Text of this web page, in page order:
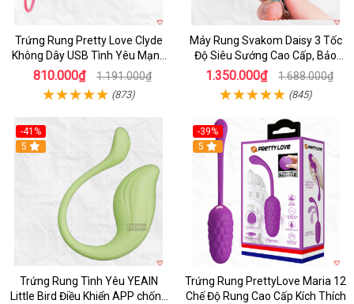
Trứng Rung Pretty Love Clyde
Không Dây USB Tình Yêu Mạnh
Mẽ
810.000₫ 1.191.000₫
(873)
Máy Rung Svakom Daisy 3 Tốc
Độ Siêu Sướng Cao Cấp, Bảo
Hành 1 Năm
1.350.000₫ 1.688.000₫
(845)
-41%
Hot
5
Trứng Rung Tình Yêu YEAIN
Little Bird Điều Khiển APP chống
-39%
Hot
5
Trứng Rung PrettyLove Maria 12
Chế Độ Rung Cao Cấp Kích Thích